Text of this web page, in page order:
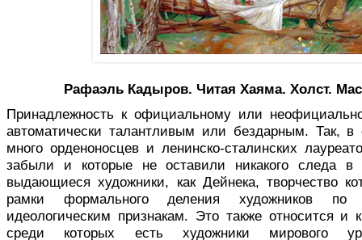
Рафаэль Кадыров. Читая Хаяма. Холст.
Принадлежность к официальному или
автоматически талантливым или бездарным. Так,
много орденоносцев и ленинско-сталинских
забыли и которые не оставили никакого следа
выдающиеся художники, как Дейнека, творчество
рамки формального деления художников
идеологическим признакам. Это также относится
среди которых есть художники мирового